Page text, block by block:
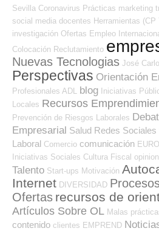
Sevilla Coronavirus Prácticas marketing
social media docentes Herramientas (CP
investigación Ofertas Empleo
Colocación Reclutamiento
Nuevas Tecnologias José
Perspectivas Orientación
Profesionales ADL blog Iniciativas
Locales Recursos
Prevención de Riesgos Laborales
Empresarial Salud Redes
Laboral Comercio comunicación
Iniciativas Sociales Cultura Fiscal
Talento Start-ups Motivación
Internet DIVERSIDAD
Ofertas recursos de
Artículos Sobre OL Malas
contenido clientes EMPREND